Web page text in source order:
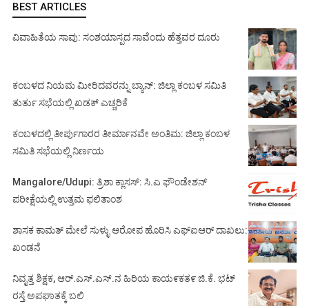
BEST ARTICLES
ವಿವಾಹಿತೆಯ ಸಾವು: ಸಂಶಯಾಸ್ಪದ ಸಾವೆಂದು ಹೆತ್ತವರ ದೂರು
ಕಂಬಳದ ನಿಯಮ ಮೀರಿದವರನ್ನು ಬ್ಯಾನ್: ಜಿಲ್ಲಾ ಕಂಬಳ ಸಮಿತಿ
ತುರ್ತು ಸಭೆಯಲ್ಲಿ ಖಡಕ್ ಎಚ್ಚರಿಕೆ
ಕಂಬಳದಲ್ಲಿ ತೀರ್ಪುಗಾರರ ತೀರ್ಮಾನವೇ ಅಂತಿಮ: ಜಿಲ್ಲಾ ಕಂಬಳ
ಸಮಿತಿ ಸಭೆಯಲ್ಲಿ ನಿರ್ಣಯ
Mangalore/Udupi: ತ್ರಿಶಾ ಕ್ಲಾಸಸ್: ಸಿ.ಎ ಫೌಂಡೇಶನ್
ಪರೀಕ್ಷೆಯಲ್ಲಿ ಉತ್ತಮ ಫಲಿತಾಂಶ
ಶಾಸಕ ಕಾಮತ್ ಮೇಲೆ ಸುಳ್ಳು ಆರೋಪ ಹೊರಿಸಿ ಎಫ್‌ಐಆರ್ ದಾಖಲು:
ಖಂಡನೆ
ನಿವೃತ್ತ ಶಿಕ್ಷಕ, ಆರ್.ಎಸ್.ಎಸ್.ನ ಹಿರಿಯ ಕಾಯ೯ಕತ೯ ಜಿ.ಕೆ. ಭಟ್
ರಸ್ತೆ ಅಪಘಾತಕ್ಕೆ ಬಲಿ